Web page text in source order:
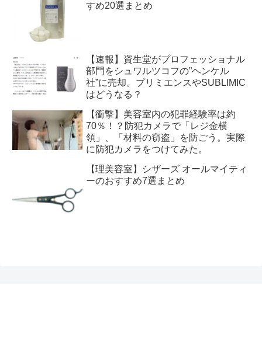
すめ20選まとめ
【速報】資生堂がプロフェッショナル
部門をシュワルツコフの”ヘンケル
社”に売却。プリミエンスやSUBLIMIC
はどうなる？
【衝撃】美容室内の犯罪経験率は約
70％！？防犯カメラで「レジ金横
領」、「材料の窃盗」を防ごう。実際
に防犯カメラをつけてみた。
【理美容室】シザーズ オールマイティ
ーのおすすめ7選まとめ